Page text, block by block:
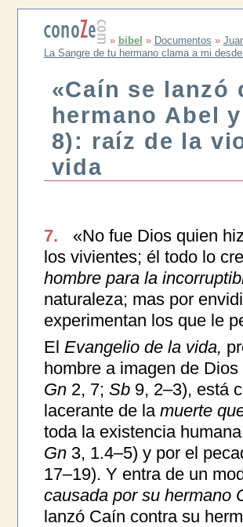
» bibel » Documentos »
La Sangre de tu hermano clama a mi
«Caín se lanzó
hermano Abel
8): raíz de la
vida
7.
«No fue Dios quien
los vivientes; él todo lo
hombre para la
naturaleza; mas por
experimentan los que le
El Evangelio de la vida,
hombre a imagen de
Gn2, 7; Sb9, 2–3), está
lacerante de la muerte
toda la existencia
Gn3, 1.4–5) y por el
17–19). Y entra de un
causada por su hermano
lanzó Caín contra su